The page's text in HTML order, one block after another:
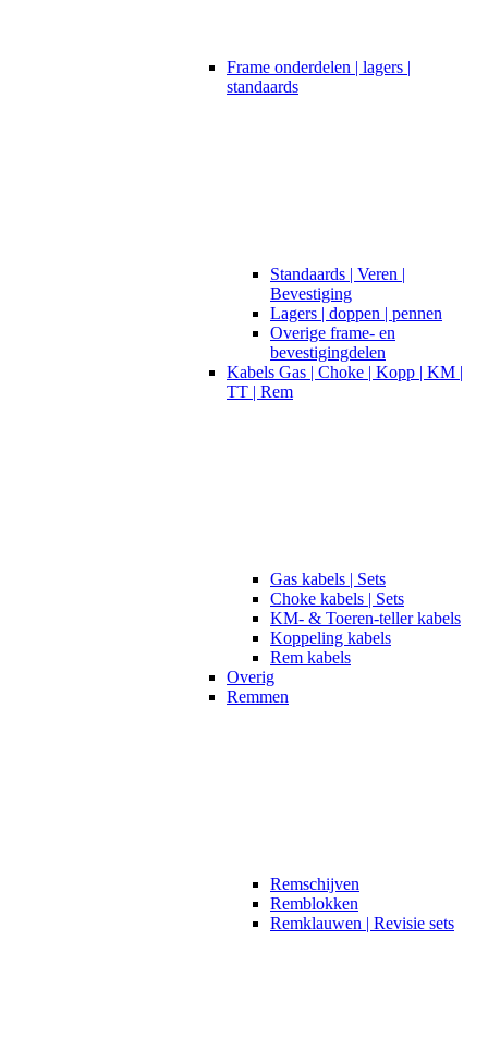
Frame onderdelen | lagers |
standaards
Standaards | Veren |
Bevestiging
Lagers | doppen | pennen
Overige frame- en
bevestigingdelen
Kabels Gas | Choke | Kopp | KM |
TT | Rem
Gas kabels | Sets
Choke kabels | Sets
KM- & Toeren-teller kabels
Koppeling kabels
Rem kabels
Overig
Remmen
Remschijven
Remblokken
Remklauwen | Revisie sets